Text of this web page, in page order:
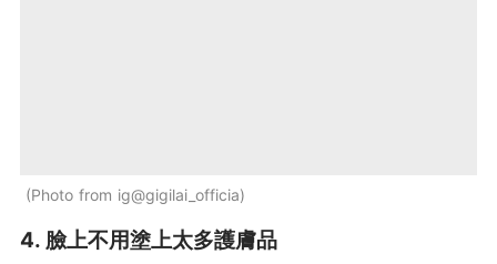
Photo from ig@gigilai_officia
4. 臉上不用塗上太多護膚品